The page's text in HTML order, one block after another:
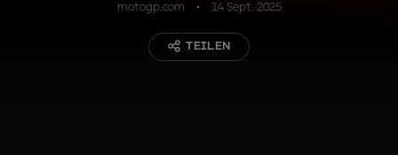
motogp.com 14 Sept. 2025
TEILEN